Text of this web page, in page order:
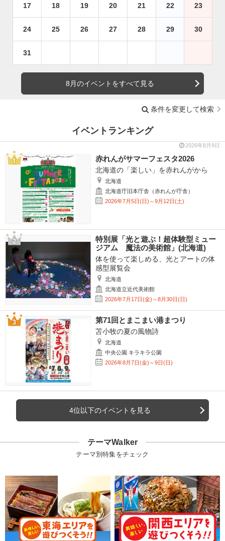
17 18 19 20 21 22 23
24 25 26 27 28 29 30
31
8月のイベントをすべて見る
条件を変更して検索
イベントランキング
2026年8月9日
赤れんがサマーフェスタ2026
北海道の「楽しい」を赤れんがから
北海道
北海道庁旧本庁舎（赤れんが庁舎）
2026年7月5日(日)～9月12日(土)
特別展「光と遊ぶ！超体験型ミュー
ジアム 魔法の美術館」(北海道)
体を使って楽しめる、光とアートの体
感型展覧会
北海道
北海道立近代美術館
2026年7月17日(金)～8月30日(日)
第71回とまこまい港まつり
苫小牧の夏の風物詩
北海道
中央公園 キラキラ公園
2026年8月7日(金)～9日(日)
4位以下のイベントを見る
テーマWalker
テーマ別特集をチェック